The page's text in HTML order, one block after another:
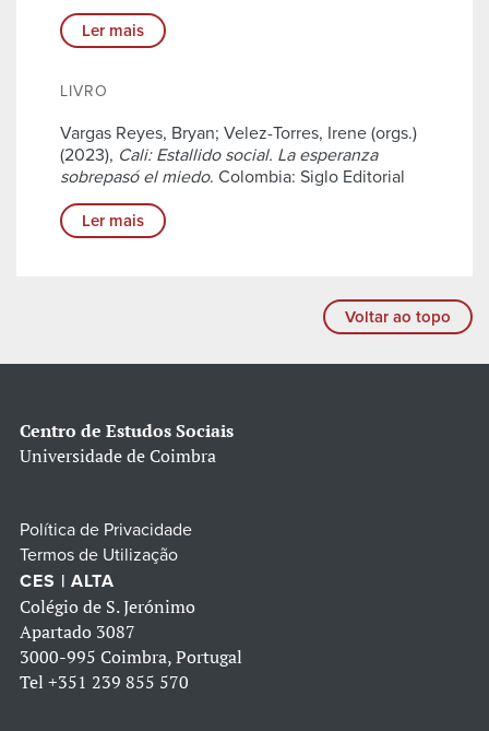
Ler mais
LIVRO
Vargas Reyes, Bryan; Velez-Torres, Irene (orgs.)
(2023), Cali: Estallido social. La esperanza
sobrepasó el miedo. Colombia: Siglo Editorial
Ler mais
Voltar ao topo
Centro de Estudos Sociais
Universidade de Coimbra
Política de Privacidade
Termos de Utilização
CES | ALTA
Colégio de S. Jerónimo
Apartado 3087
3000-995 Coimbra, Portugal
Tel +351 239 855 570